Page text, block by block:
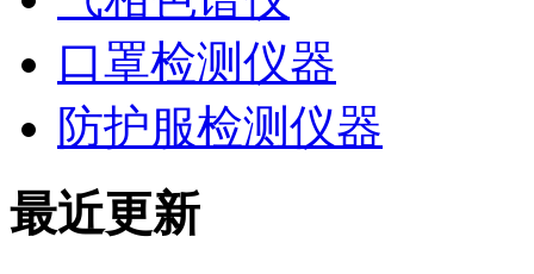
口罩检测仪器
防护服检测仪器
最近更新